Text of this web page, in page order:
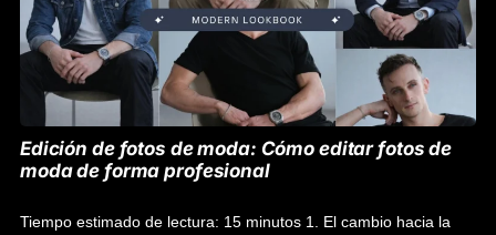
Edición de fotos de moda: Cómo editar fotos de
moda de forma profesional
Tiempo estimado de lectura: 15 minutos 1. El cambio hacia la